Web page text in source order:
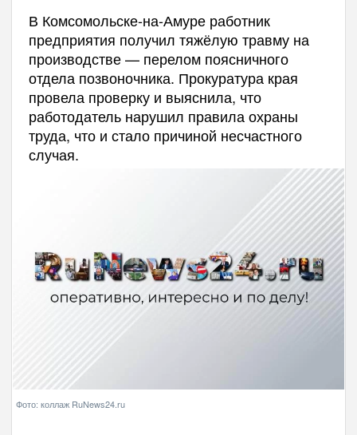
В Комсомольске-на-Амуре работник
предприятия получил тяжёлую травму на
производстве — перелом поясничного
отдела позвоночника. Прокуратура края
провела проверку и выяснила, что
работодатель нарушил правила охраны
труда, что и стало причиной несчастного
случая.
Фото: коллаж RuNews24.ru